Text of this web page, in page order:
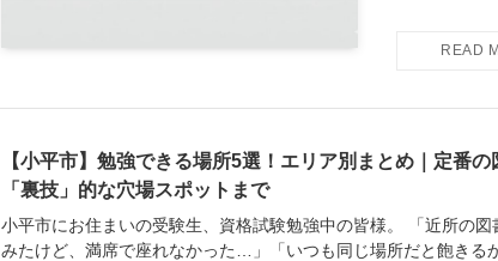
【小平市】勉強できる場所5選！エリア別まとめ｜定番の
「裏技」的な穴場スポットまで
小平市にお住まいの受験生、資格試験勉強中の皆様。 「近所の図
みたけど、満席で座れなかった…」「いつも同じ場所だと飽きる